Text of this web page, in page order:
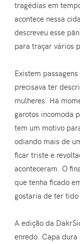
tragédias em
acontece nessa
descreveu esse
para traçar vários
Existem
precisava ter
mulheres. Há
garotos incomoda
tem um motivo
odiando mais de
ficar triste e
aconteceram. O
que tenha ficado
gostaria de ter tido
A edição da
enredo. Capa